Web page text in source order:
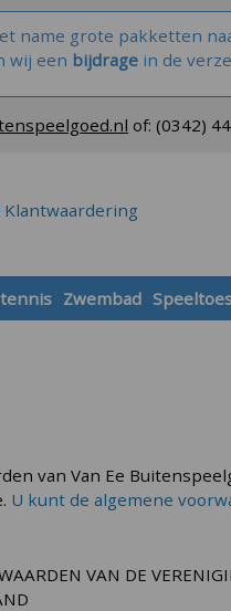
name grote pakketten
wij een bijdragein de
of:(0342)
Klantwaardering
Zwembad
van Van Ee
U kunt de algemene
VAN DE